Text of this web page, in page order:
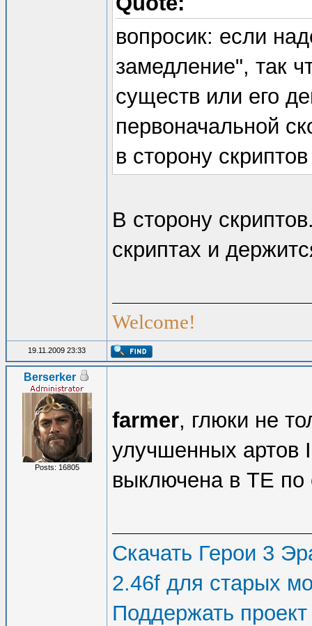
вопросик: если
замедление", так
существ или его
первоначальной
в сторону
В сторону
скриптах и
Welcome!
19.11.2009 23:33
Berserker
Posts: 16805
farmer, глюки не
улучшенных артов
выключена в ТЕ по
Скачать Герои 3
2.46f для старых
Поддержать проект